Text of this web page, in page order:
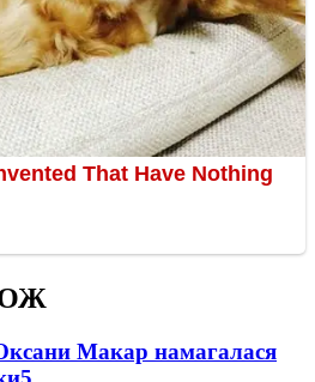
Макар намагалася